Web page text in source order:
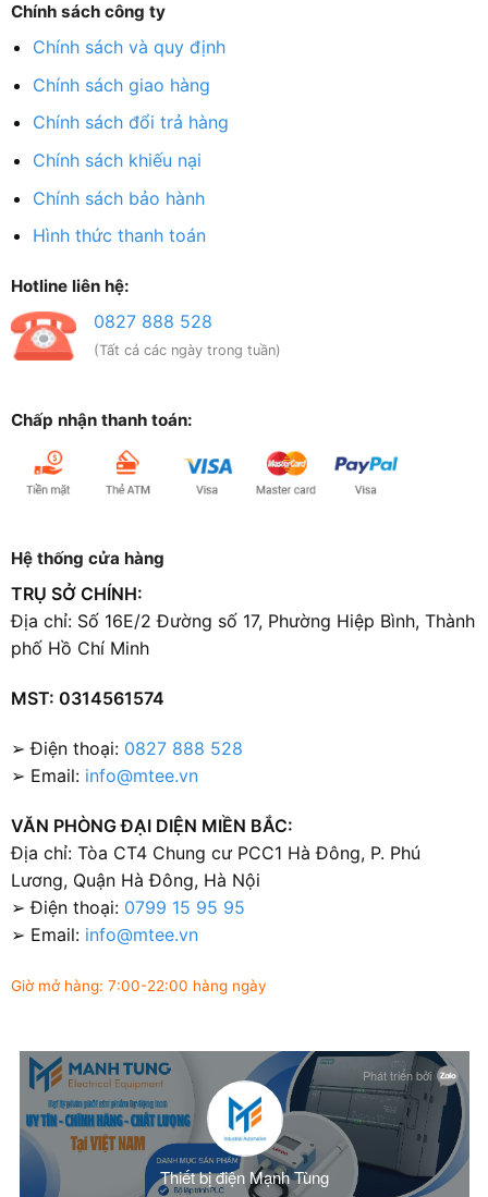
Chính sách công ty
Chính sách và quy định
Chính sách giao hàng
Chính sách đổi trả hàng
Chính sách khiếu nại
Chính sách bảo hành
Hình thức thanh toán
Hotline liên hệ:
0827 888 528
(Tất cả các ngày trong tuần)
Chấp nhận thanh toán:
Hệ thống cửa hàng
TRỤ SỞ CHÍNH:
Địa chỉ: Số 16E/2 Đường số 17, Phường Hiệp Bình, Thành
phố Hồ Chí Minh
MST: 0314561574
➢ Điện thoại: 0827 888 528
➢ Email: info@mtee.vn
VĂN PHÒNG ĐẠI DIỆN MIỀN BẮC:
Địa chỉ: Tòa CT4 Chung cư PCC1 Hà Đông, P. Phú
Lương, Quận Hà Đông, Hà Nội
➢ Điện thoại: 0799 15 95 95
➢ Email: info@mtee.vn
Giờ mở hàng: 7:00-22:00 hàng ngày